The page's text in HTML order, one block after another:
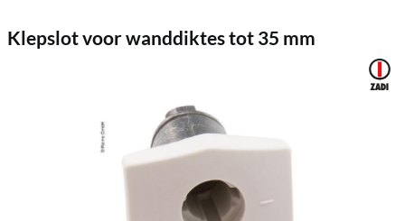
Klepslot voor wanddiktes tot 35 mm